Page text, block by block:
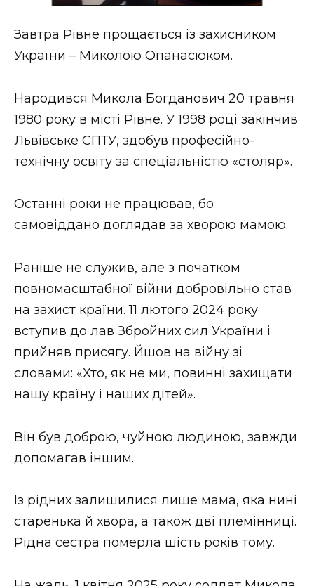
Стиль життя
Втрачений Ужгород
ЗАКАРПАТСЬКІ НОВИНИ
НОВИНИ ЗАХІДНОЇ УКРАЇНИ
ФОТО
ВІДЕО
Завтра Рівне прощається із захисником
України – Миколою Опанасюком.
Народився Микола Богданович 20 травня
1980 року в місті Рівне. У 1998 році закінчив
Львівське СПТУ, здобув професійно-
технічну освіту за спеціальністю «столяр».
Останні роки не працював, бо
самовіддано доглядав за хворою мамою.
Раніше не служив, але з початком
повномасштабної війни добровільно став
на захист країни. 11 лютого 2024 року
вступив до лав Збройних сил України і
прийняв присягу. Йшов на війну зі
словами: «Хто, як не ми, повинні захищати
нашу країну і наших дітей».
Він був доброю, чуйною людиною, завжди
допомагав іншим.
Із рідних залишилися лише мама, яка нині
старенька й хвора, а також дві племінниці.
Рідна сестра померла шість років тому.